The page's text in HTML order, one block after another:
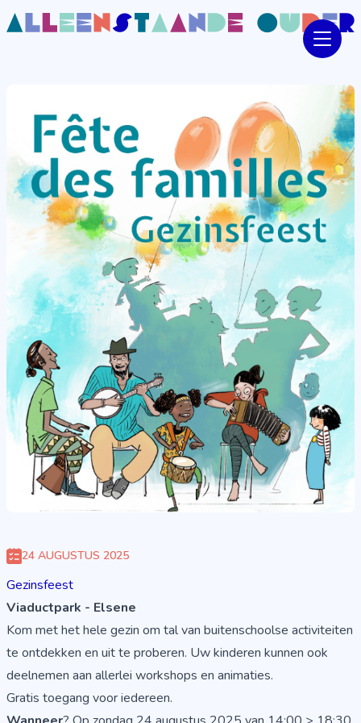
24 AUGUSTUS 2025
Gezinsfeest
Viaductpark - Elsene
Kom met het hele gezin om tal van buitenschoolse activiteiten
te ontdekken en uit te proberen. Uw kinderen kunnen ook
deelnemen aan allerlei workshops en animaties.
Gratis toegang voor iedereen.